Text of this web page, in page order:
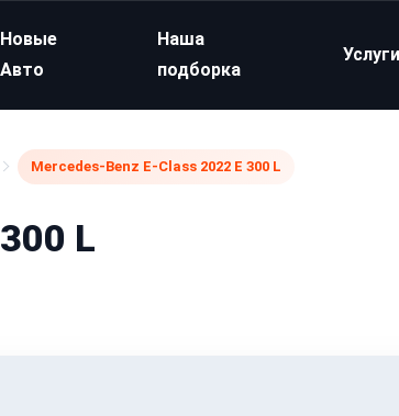
Новые
Авто
Наша
подборка
Mercedes-Benz E-Class 2022 E 300 L
L